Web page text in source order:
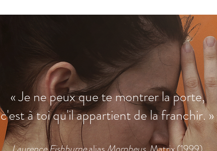
« Je ne peux que te montrer la porte,
c'est à toi qu'il appartient de la franchir. »